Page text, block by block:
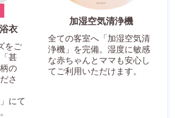
衣
をご
甚
の
さ
にて
加湿空気清浄機
全ての客室へ「加湿空気清
浄機」を完備。湿度に敏感
な赤ちゃんとママも安心し
てご利用いただけます。